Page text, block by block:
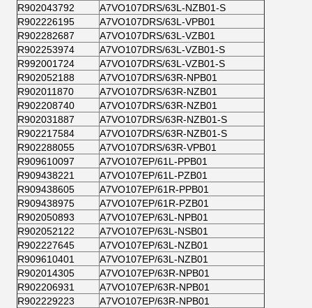
R902043792
A7VO107DRS/63L-NZB01-S
R902226195
A7VO107DRS/63L-VPB01
R902282687
A7VO107DRS/63L-VZB01
R902253974
A7VO107DRS/63L-VZB01-S
R992001724
A7VO107DRS/63L-VZB01-S
R902052188
A7VO107DRS/63R-NPB01
R902011870
A7VO107DRS/63R-NZB01
R902208740
A7VO107DRS/63R-NZB01
R902031887
A7VO107DRS/63R-NZB01-S
R902217584
A7VO107DRS/63R-NZB01-S
R902288055
A7VO107DRS/63R-VPB01
R909610097
A7VO107EP/61L-PPB01
R909438221
A7VO107EP/61L-PZB01
R909438605
A7VO107EP/61R-PPB01
R909438975
A7VO107EP/61R-PZB01
R902050893
A7VO107EP/63L-NPB01
R902052122
A7VO107EP/63L-NSB01
R902227645
A7VO107EP/63L-NZB01
R909610401
A7VO107EP/63L-NZB01
R902014305
A7VO107EP/63R-NPB01
R902206931
A7VO107EP/63R-NPB01
R902229223
A7VO107EP/63R-NPB01